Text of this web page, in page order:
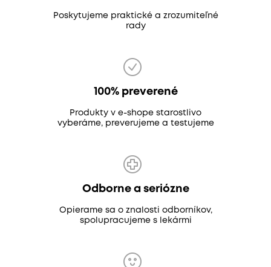
Poskytujeme praktické a zrozumiteľné
rady
100% preverené
Produkty v e-shope starostlivo
vyberáme, preverujeme a testujeme
Odborne a seriózne
Opierame sa o znalosti odborníkov,
spolupracujeme s lekármi